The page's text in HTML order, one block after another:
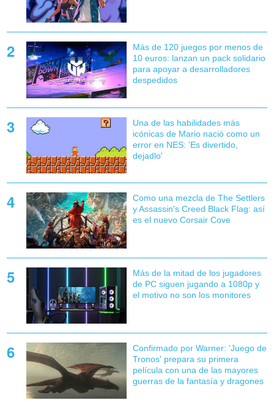
Más de 120 juegos por menos de
10 euros: lanzan un pack solidario
para apoyar a desarrolladores
despedidos
Una de las habilidades más
icónicas de Mario nació como un
error en NES: 'Es divertido,
dejadlo'
Como una mezcla de The Settlers
y Assassin's Creed Black Flag: así
es el nuevo Corsair Cove
Más de la mitad de los jugadores
de PC siguen jugando a 1080p y
el motivo no son los monitores
Confirmado por Warner: 'Juego de
Tronos' prepara su primera
película con una de las mayores
guerras de la fantasía y dragones